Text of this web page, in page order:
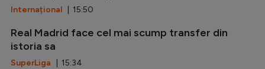
Internațional | 15:50
Real Madrid face cel mai scump transfer din
istoria sa
SuperLiga | 15:34